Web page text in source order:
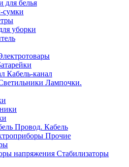
для белья
сумки
уборки
Кабель-канал
Лампочки.
Провод. Кабель
Прочие
Стабилизаторы